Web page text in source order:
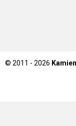
© 2011 - 2026